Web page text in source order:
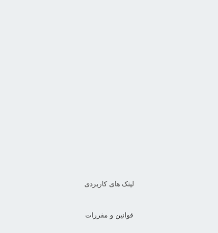
لینک های کاربردی
قوانین و مقررات